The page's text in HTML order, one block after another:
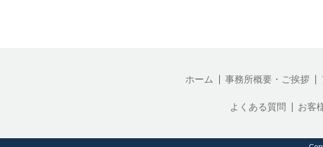
ホーム 事務所概要・ご挨拶
よくある質問 お客